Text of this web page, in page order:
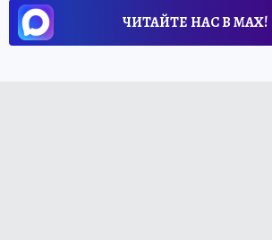
ЧИТАЙТЕ НАС В МАХ!